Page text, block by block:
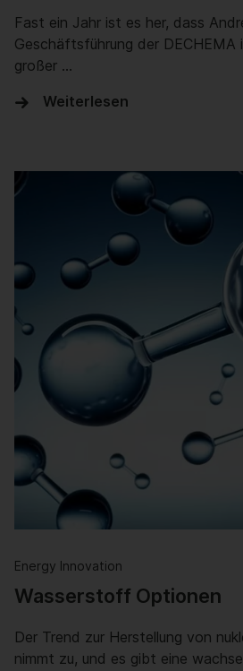
Fast ein Jahr ist es her, dass
Geschäftsführung der DECHEMA
großer …
Weiterlesen
Energy Innovation
Wasserstoff Optionen
Der Trend zur Herstellung von
nimmt zu, und es gibt eine